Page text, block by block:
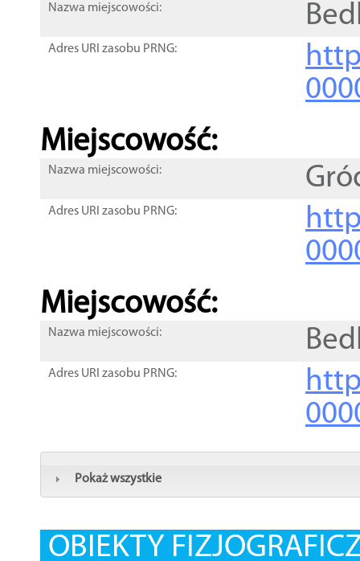
Nazwa miejscowości:
Adres URI zasobu PRNG:
Miejscowość:
Nazwa miejscowości:
Adres URI zasobu PRNG:
Miejscowość:
Nazwa miejscowości:
Adres URI zasobu PRNG:
Pokaż wszystkie
OBIEKTY